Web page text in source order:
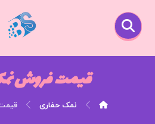
قیمت فروش
نمک حفاری